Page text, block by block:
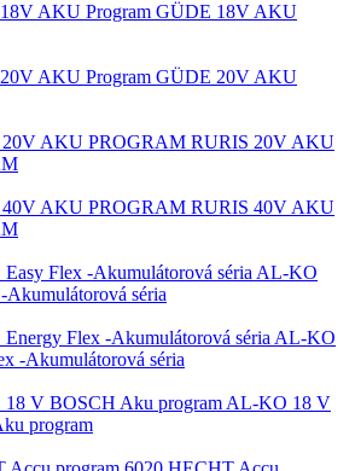
GÜDE 18V AKU
GÜDE 20V AKU
RURIS 20V AKU
RURIS 40V AKU
AL-KO
Akumulátorová séria
AL-KO
-Akumulátorová séria
AL-KO 18 V
program